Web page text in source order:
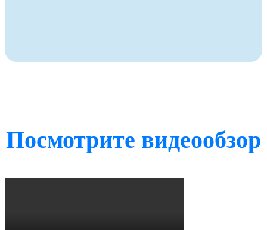
Посмотрите видеообзор